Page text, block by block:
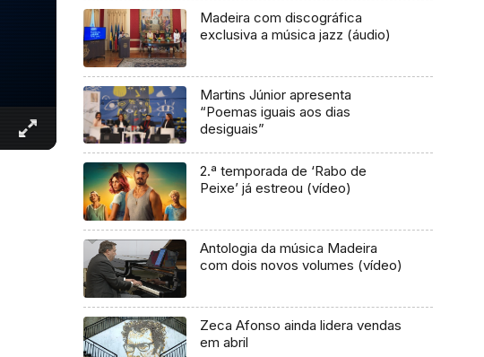
Madeira com discográfica
exclusiva a música jazz (áudio)
Martins Júnior apresenta
“Poemas iguais aos dias
desiguais”
2.ª temporada de ‘Rabo de
Peixe’ já estreou (vídeo)
Antologia da música Madeira
com dois novos volumes (vídeo)
Zeca Afonso ainda lidera vendas
em abril